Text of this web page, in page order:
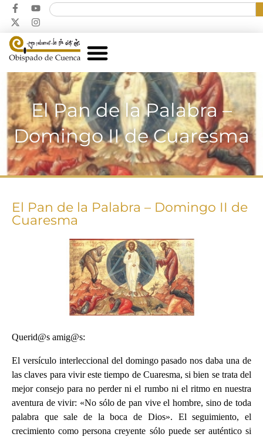
El Pan de la Palabra –
Domingo II de Cuaresma
El Pan de la Palabra – Domingo II de
Cuaresma
Querid@s amig@s:
‪El versículo interleccional del domingo pasado nos daba una de
las claves para vivir este tiempo de Cuaresma, si bien se trata del
mejor consejo para no perder ni el rumbo ni el ritmo en nuestra
aventura de vivir: «No sólo de pan vive el hombre, sino de toda
palabra que sale de la boca de Dios». El seguimiento, el
crecimiento como persona creyente sólo puede ser auténtico si